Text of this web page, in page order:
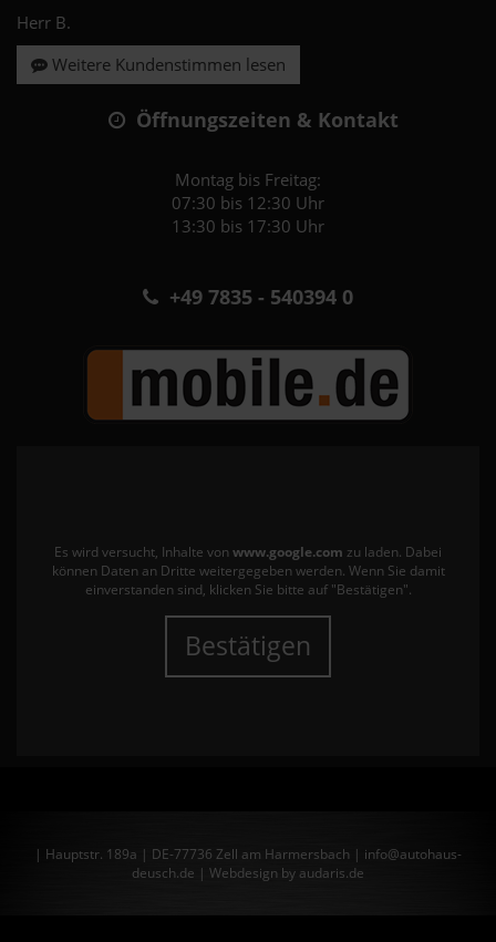
Herr B.
Weitere Kundenstimmen lesen
Öffnungszeiten & Kontakt
Montag bis Freitag:
07:30 bis 12:30 Uhr
13:30 bis 17:30 Uhr
+49 7835 - 540394 0
Es wird versucht, Inhalte von www.google.com zu laden. Dabei
können Daten an Dritte weitergegeben werden. Wenn Sie damit
einverstanden sind, klicken Sie bitte auf "Bestätigen".
Bestätigen
| Hauptstr. 189a | DE-77736 Zell am Harmersbach | info@autohaus-
deusch.de | Webdesign by audaris.de